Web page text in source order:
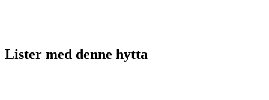
Lister med denne hytta